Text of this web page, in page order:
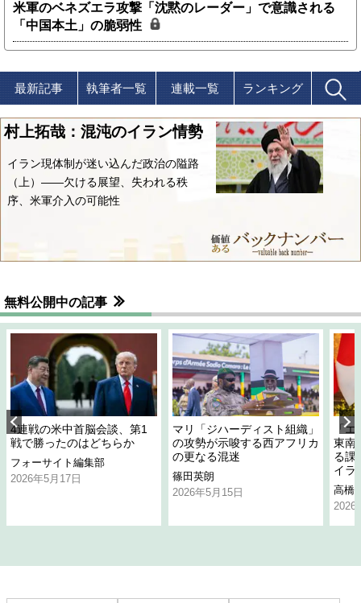
米軍のベネズエラ攻撃「沈黙のレーダー」で意識される
「中国本土」の脆弱性
最新記事 執筆者一覧 連載一覧 ランキング
村上拓哉：混沌のイラン情勢
イラン現体制が迷い込んだ政治の隘路
（上）――欠ける展望、失われる秩
序、米軍介入の可能性
無料公開中の記事
4連戦の米中首脳会談、第1
戦で勝ったのはどちらか
フォーサイト編集部
2026年5月17日
マリ「ジハーディスト組織」
の攻勢が示唆する西アフリカ
の更なる混迷
篠田英朗
2026年5月15日
「
東南
る課
イラ
高橋
2026